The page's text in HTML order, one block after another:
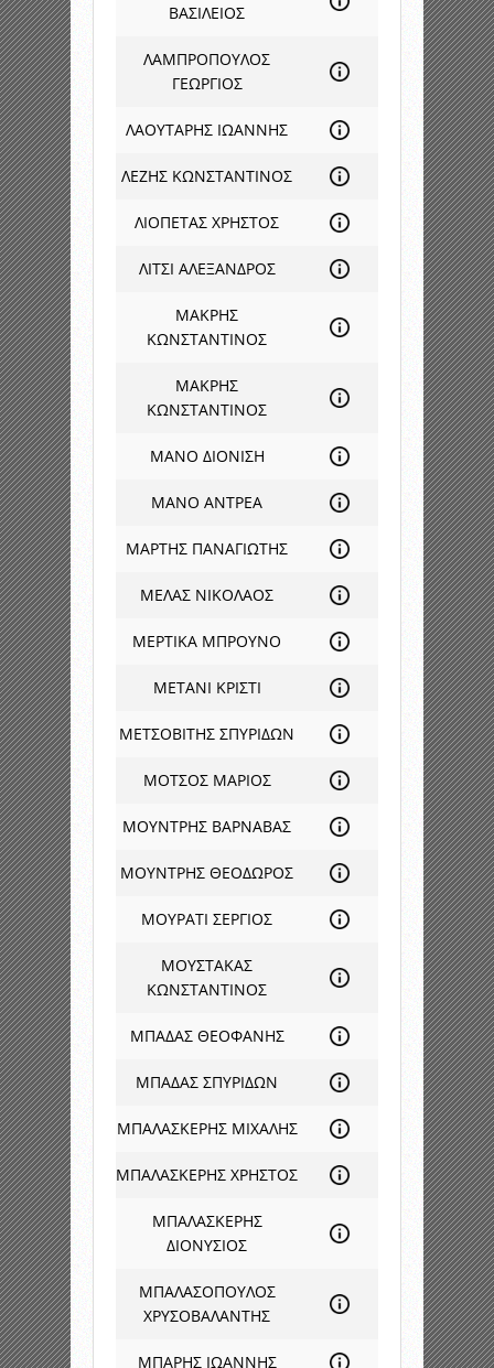
ΒΑΣΙΛΕΙΟΣ
ΛΑΜΠΡΟΠΟΥΛΟΣ
ΓΕΩΡΓΙΟΣ
ΛΑΟΥΤΑΡΗΣ ΙΩΑΝΝΗΣ
ΛΕΖΗΣ ΚΩΝΣΤΑΝΤΙΝΟΣ
ΛΙΟΠΕΤΑΣ ΧΡΗΣΤΟΣ
ΛΙΤΣΙ ΑΛΕΞΑΝΔΡΟΣ
ΜΑΚΡΗΣ
ΚΩΝΣΤΑΝΤΙΝΟΣ
ΜΑΚΡΗΣ
ΚΩΝΣΤΑΝΤΙΝΟΣ
ΜΑΝΟ ΔΙΟΝΙΣΗ
ΜΑΝΟ ΑΝΤΡΕΑ
ΜΑΡΤΗΣ ΠΑΝΑΓΙΩΤΗΣ
ΜΕΛΑΣ ΝΙΚΟΛΑΟΣ
ΜΕΡΤΙΚΑ ΜΠΡΟΥΝΟ
ΜΕΤΑΝΙ ΚΡΙΣΤΙ
ΜΕΤΣΟΒΙΤΗΣ ΣΠΥΡΙΔΩΝ
ΜΟΤΣΟΣ ΜΑΡΙΟΣ
ΜΟΥΝΤΡΗΣ ΒΑΡΝΑΒΑΣ
ΜΟΥΝΤΡΗΣ ΘΕΟΔΩΡΟΣ
ΜΟΥΡΑΤΙ ΣΕΡΓΙΟΣ
ΜΟΥΣΤΑΚΑΣ
ΚΩΝΣΤΑΝΤΙΝΟΣ
ΜΠΑΔΑΣ ΘΕΟΦΑΝΗΣ
ΜΠΑΔΑΣ ΣΠΥΡΙΔΩΝ
ΜΠΑΛΑΣΚΕΡΗΣ ΜΙΧΑΛΗΣ
ΜΠΑΛΑΣΚΕΡΗΣ ΧΡΗΣΤΟΣ
ΜΠΑΛΑΣΚΕΡΗΣ
ΔΙΟΝΥΣΙΟΣ
ΜΠΑΛΑΣΟΠΟΥΛΟΣ
ΧΡΥΣΟΒΑΛΑΝΤΗΣ
ΜΠΑΡΗΣ ΙΩΑΝΝΗΣ